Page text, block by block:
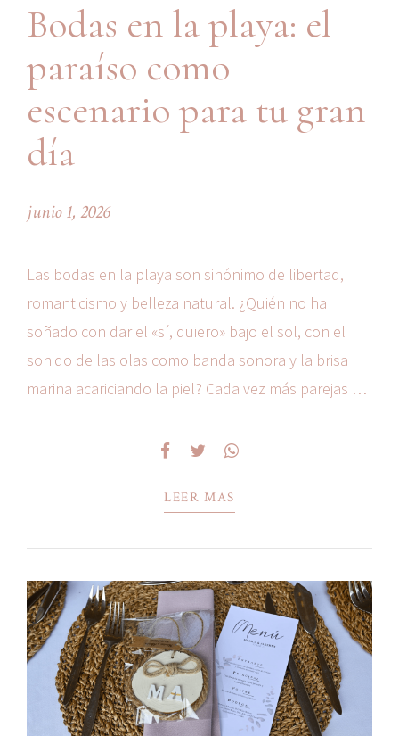
Bodas en la playa: el
paraíso como
escenario para tu gran
día
junio 1, 2026
Las bodas en la playa son sinónimo de libertad,
romanticismo y belleza natural. ¿Quién no ha
soñado con dar el «sí, quiero» bajo el sol, con el
sonido de las olas como banda sonora y la brisa
marina acariciando la piel? Cada vez más parejas se
LEER MAS